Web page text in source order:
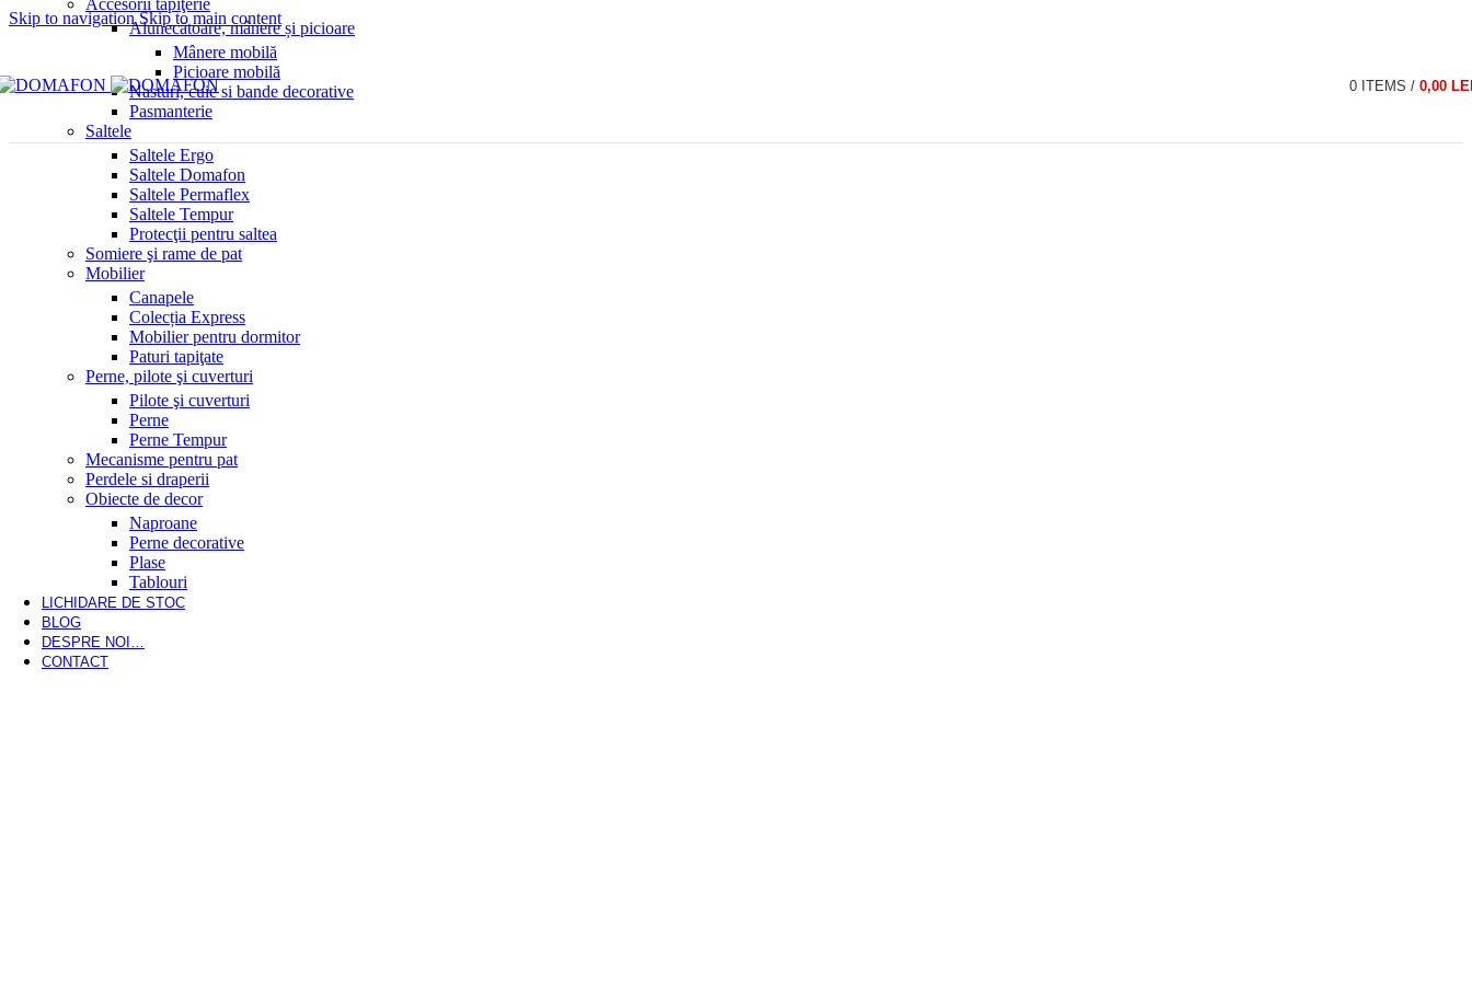
Skip to navigationSkip to main content
0 ITEMS / 0,00
Accesorii tapiţerie
Alunecătoare, mânere și picioare
Mânere mobilă
Picioare mobilă
Nasturi, cuie si bande decorative
Pasmanterie
Saltele
Saltele Ergo
Saltele Domafon
Saltele Permaflex
Saltele Tempur
Protecţii pentru saltea
Somiere şi rame de pat
Mobilier
Canapele
Colecția Express
Mobilier pentru dormitor
Paturi tapiţate
Perne, pilote şi cuverturi
Pilote şi cuverturi
Perne
Perne Tempur
Mecanisme pentru pat
Perdele si draperii
Obiecte de decor
Naproane
Perne decorative
Plase
Tablouri
LICHIDARE DE STOC
BLOG
DESPRE NOI…
CONTACT